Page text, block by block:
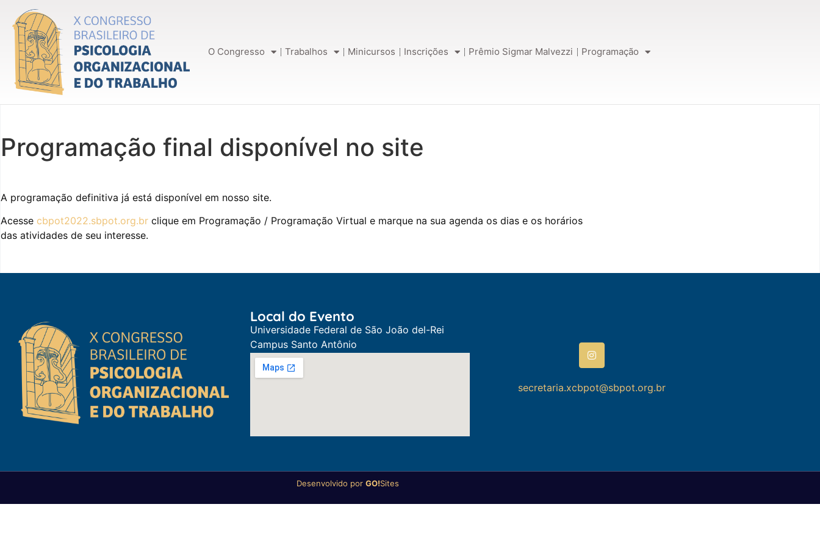
O Congresso Trabalhos Minicursos Inscrições Prêmio Sigmar Malvezzi Programação
Programação final disponível no site
A programação definitiva já está disponível em nosso site.
Acesse cbpot2022.sbpot.org.br clique em Programação / Programação Virtual e marque na sua agenda os dias e os horários
das atividades de seu interesse.
Local do Evento
Universidade Federal de São João del-Rei
Campus Santo Antônio
secretaria.xcbpot@sbpot.org.br
Desenvolvido por GO!Sites